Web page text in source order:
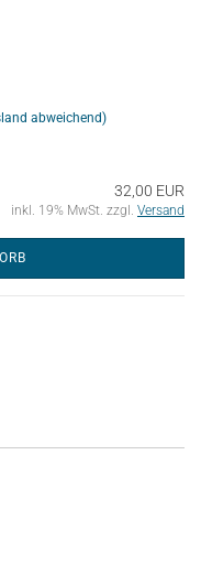
abweichend)
32,00 EUR
inkl. 19% MwSt. zzgl. Versand